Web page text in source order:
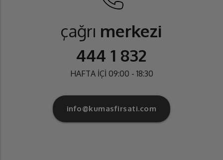
çağrı merkezi
444 1 832
HAFTA İÇİ 09:00 - 18:30
info@kumasfirsati.com